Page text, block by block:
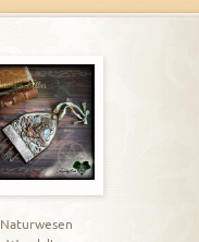
Naturwesen